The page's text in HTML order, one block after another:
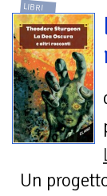
LIBRI
Un